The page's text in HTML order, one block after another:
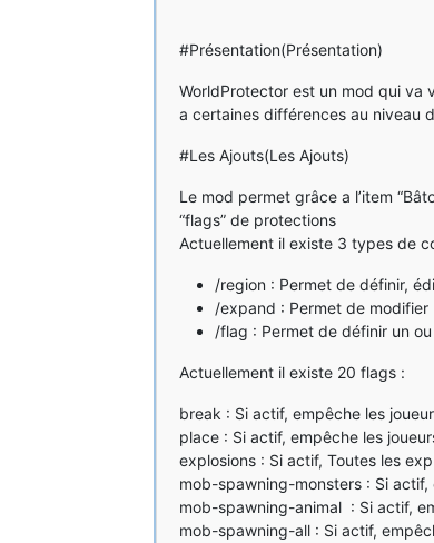
#Présentation(Présentation)
WorldProtector est un mod qui va
a certaines différences au niveau
#Les Ajouts(Les Ajouts)
Le mod permet grâce a l’item
“flags” de protections
Actuellement il existe 3 types de
/region : Permet de définir,
/expand : Permet de
/flag : Permet de définir un
Actuellement il existe 20 flags :
break : Si actif, empêche les
place : Si actif, empêche les
explosions : Si actif, Toutes les
mob-spawning-monsters : Si
mob-spawning-animal : Si actif,
mob-spawning-all : Si actif,